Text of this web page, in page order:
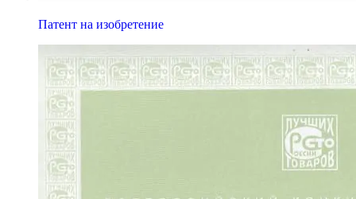
Патент на изобретение